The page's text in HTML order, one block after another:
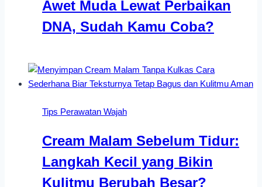
Awet Muda Lewat Perbaikan
DNA, Sudah Kamu Coba?
Tips Perawatan Wajah
Cream Malam Sebelum Tidur:
Langkah Kecil yang Bikin
Kulitmu Berubah Besar?